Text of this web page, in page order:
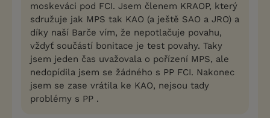
moskeváci pod FCI. Jsem členem KRAOP, který
sdružuje jak MPS tak KAO (a ještě SAO a JRO) a
díky naší Barče vím, že nepotlačuje povahu,
vždyť součástí bonitace je test povahy. Taky
jsem jeden čas uvažovala o pořízení MPS, ale
nedopídila jsem se žádného s PP FCI. Nakonec
jsem se zase vrátila ke KAO, nejsou tady
problémy s PP .